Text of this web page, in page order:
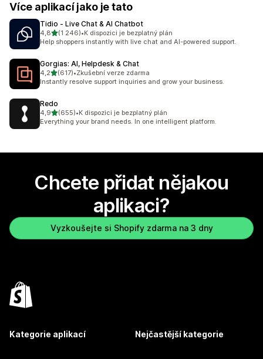
Více aplikací jako je tato
Tidio ‑ Live Chat & AI Chatbot
4,8z 5 hvězd
(1 246)
Celkový počet recenzí: 1246
•K dispozici je bezplatný plán
Help shoppers instantly with live chat and AI-powered support.
Gorgias: AI, Helpdesk & Chat
4,2z 5 hvězd
(617)
Celkový počet recenzí: 617
•Zkušební verze zdarma
Instantly resolve support inquiries and grow your business.
Redo
4,9z 5 hvězd
(655)
Celkový počet recenzí: 655
•K dispozici je bezplatný plán
Everything your brand needs. In one intelligent platform.
Chcete přidat nějakou
aplikaci?
Vyzkoušejte si Shopify zdarma na 3 dny
Kategorie aplikací Nejčastější kategorie